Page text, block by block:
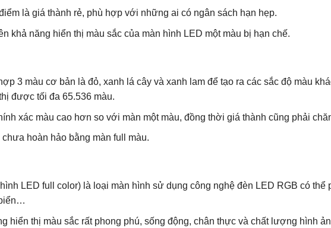
là giá thành rẻ, phù hợp với những ai có ngân sách hạn hẹp.
khả năng hiển thị màu sắc của màn hình LED một màu bị hạn chế.
3 màu cơ bản là đỏ, xanh lá cây và xanh lam để tạo ra các sắc độ màu
được tối đa 65.536 màu.
xác màu cao hơn so với màn một màu, đồng thời giá thành cũng phải
hoàn hảo bằng màn full màu.
LED full color) là loại màn hình sử dụng công nghệ đèn LED RGB có thể
hiển thị màu sắc rất phong phú, sống động, chân thực và chất lượng hình